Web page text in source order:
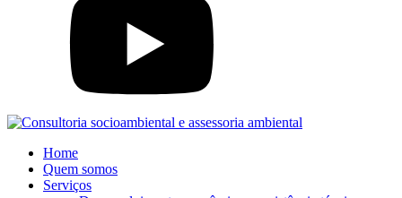
Home
Quem somos
Serviços